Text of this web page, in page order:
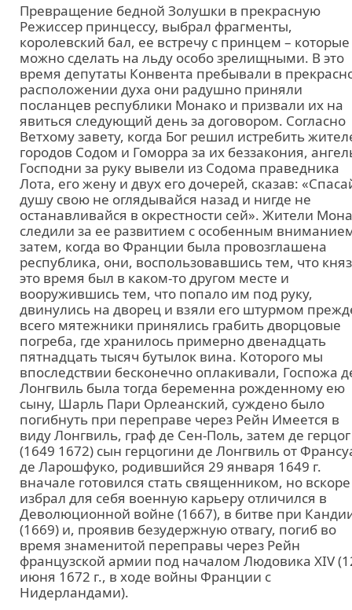
Превращение бедной Золушки в прекрасную
Режиссер принцессу, выбрал фрагменты,
королевский бал, ее встречу с принцем – которые
можно сделать на льду особо зрелищными. В это
время депутаты Конвента пребывали в
расположении духа они радушно приняли
посланцев республики Монако и призвали их на
явиться следующий день за договором. Согласно
Ветхому завету, когда Бог решил истребить
городов Содом и Гоморра за их беззакония,
Господни за руку вывели из Содома праведника
Лота, его жену и двух его дочерей, сказав:
душу свою не оглядывайся назад и нигде не
останавливайся в окрестности сей». Жители
следили за ее развитием с особенным
затем, когда во Франции была провозглашена
республика, они, воспользовавшись тем, что
это время был в каком-то другом месте и
вооружившись тем, что попало им под руку,
двинулись на дворец и взяли его штурмом
всего мятежники принялись грабить дворцовые
погреба, где хранилось примерно двенадцать
пятнадцать тысяч бутылок вина. Которого мы
впоследствии бесконечно оплакивали, Госпожа
Лонгвиль была тогда беременна рожденному ею
сыну, Шарль Пари Орлеанский, суждено было
погибнуть при переправе через Рейн Имеется в
виду Лонгвиль, граф де Сен-Поль, затем де герцог
(1649 1672) сын герцогини де Лонгвиль от
де Ларошфуко, родившийся 29 января 1649 г.
вначале готовился стать священником, но вскоре
избрал для себя военную карьеру отличился в
Деволюционной войне (1667), в битве при
(1669) и, проявив безудержную отвагу, погиб во
время знаменитой переправы через Рейн
французской армии под началом Людовика XIV
июня 1672 г., в ходе войны Франции с
Нидерландами).